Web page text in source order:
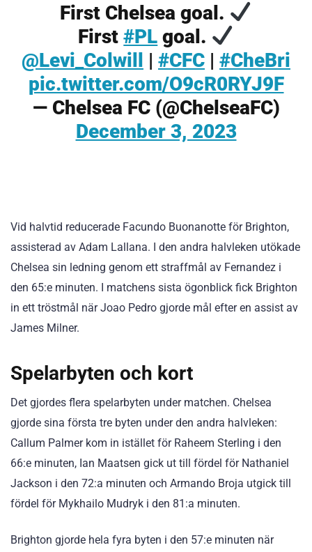
First Chelsea goal.
First#PL goal.
@Levi_Colwill | #CFC | #CheBri
pic.twitter.com/O9cR0RYJ9F
— Chelsea FC (@ChelseaFC)
December 3, 2023
Vid halvtid reducerade Facundo Buonanotte för Brighton,
assisterad av Adam Lallana. I den andra halvleken utökade
Chelsea sin ledning genom ett straffmål av Fernandez i
den 65:e minuten. I matchens sista ögonblick fick Brighton
in ett tröstmål när Joao Pedro gjorde mål efter en assist av
James Milner.
Spelarbyten och kort
Det gjordes flera spelarbyten under matchen. Chelsea
gjorde sina första tre byten under den andra halvleken:
Callum Palmer kom in istället för Raheem Sterling i den
66:e minuten, Ian Maatsen gick ut till fördel för Nathaniel
Jackson i den 72:a minuten och Armando Broja utgick till
fördel för Mykhailo Mudryk i den 81:a minuten.
Brighton gjorde hela fyra byten i den 57:e minuten när